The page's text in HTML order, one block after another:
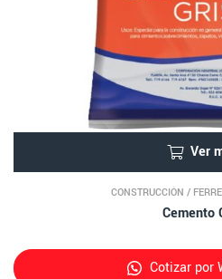
Ver
CONSTRUCCIÓN /
Cemento
Cotizar por